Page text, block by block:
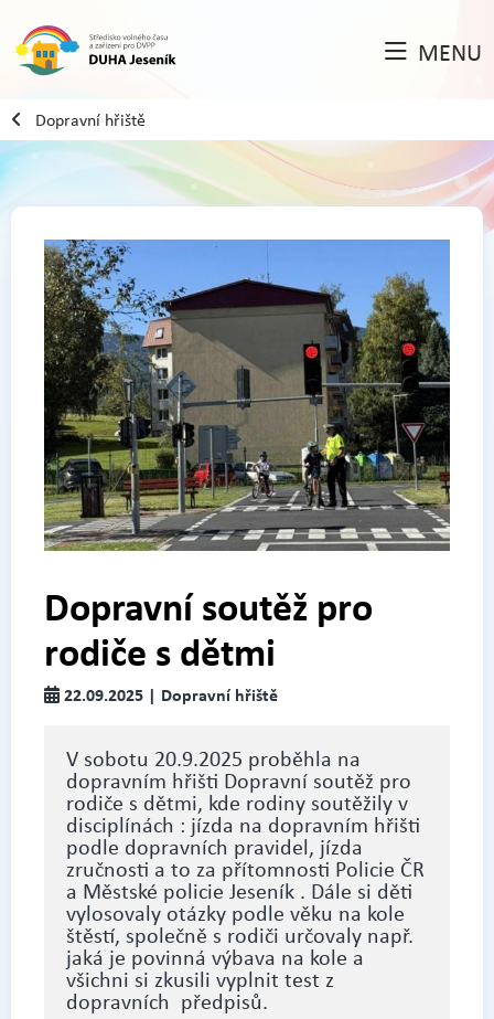
MENU
Dopravní hřiště
Dopravní soutěž pro
rodiče s dětmi
22.09.2025 | Dopravní hřiště
V sobotu 20.9.2025 proběhla na
dopravním hřišti Dopravní soutěž pro
rodiče s dětmi, kde rodiny soutěžily v
disciplínách : jízda na dopravním hřišti
podle dopravních pravidel, jízda
zručnosti a to za přítomnosti Policie ČR
a Městské policie Jeseník . Dále si děti
vylosovaly otázky podle věku na kole
štěstí, společně s rodiči určovaly např.
jaká je povinná výbava na kole a
všichni si zkusili vyplnit test z
dopravních předpisů.